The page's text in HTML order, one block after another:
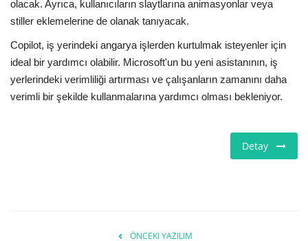
Programlar
Yazılımlar
Bilgiler
olacak. Ayrıca, kullanıcıların slaytlarına animasyonlar veya
stiller eklemelerine de olanak tanıyacak.
Copilot, iş yerindeki angarya işlerden kurtulmak isteyenler için
ideal bir yardımcı olabilir. Microsoft'un bu yeni asistanının, iş
yerlerindeki verimliliği artırması ve çalışanların zamanını daha
verimli bir şekilde kullanmalarına yardımcı olması bekleniyor.
Detay
ÖNCEKI YAZILIM